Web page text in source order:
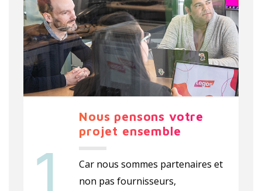
Nous pensons votre
projet ensemble
Car nous sommes partenaires et
non pas fournisseurs,